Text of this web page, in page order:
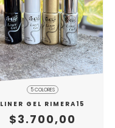
5 COLORES
LINER GEL RIMERA15
$3.700,00